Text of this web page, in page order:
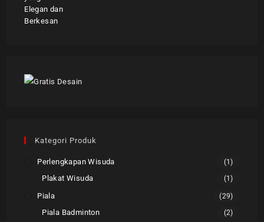
Kategori Produk
Perlengkapan Wisuda (1)
Plakat Wisuda (1)
Piala (29)
Piala Badminton (2)